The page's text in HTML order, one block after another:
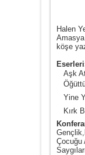
Halen
köşe
Aşk
Yine
Kırk
Çocuğu